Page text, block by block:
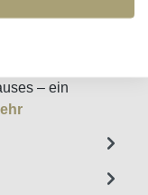
– ein